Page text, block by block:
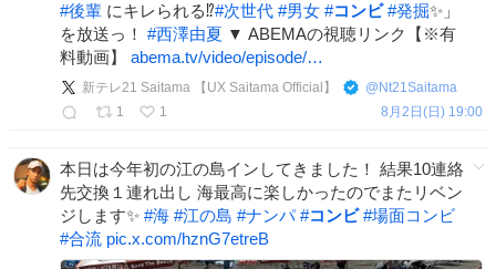
#後輩 にキレられる⁉️#次世代 #男女 #コンビ #発掘✨」
を放送っ！ #西澤由夏 ▼ ABEMAの視聴リンク【※有
料動画】 abema.tv/video/episode/…
新テレ21 Saitama 【UX Saitama Official】 @ Nt21Saitama
1
1 8月2日(日) 19:00
本日は今年初の江の島インしてきました！ 結果10連絡
先交換１連れ出し 海最高に楽しかったのでまたリベン
ジします✨ #海 #江の島 #ナンパ #コンビ #場面コンビ
#合流 pic.x.com/hznG7etreB